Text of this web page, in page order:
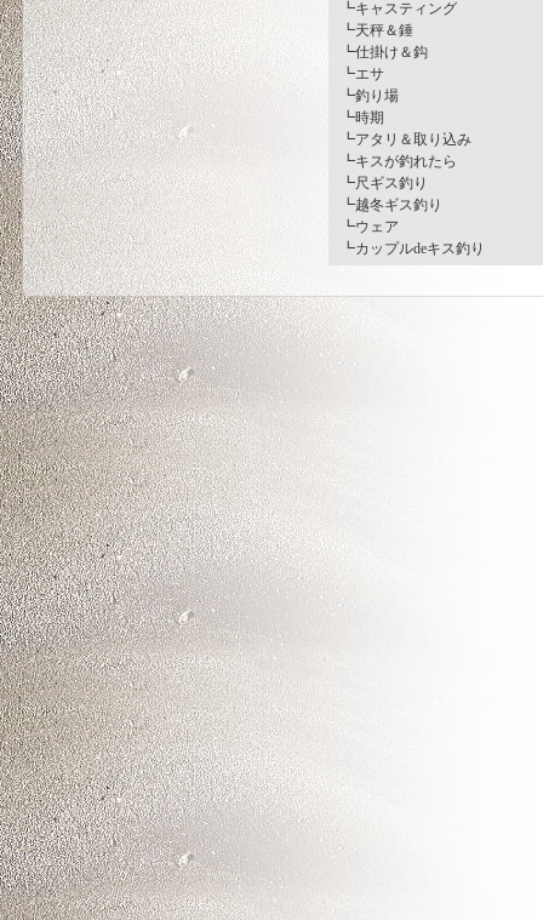
┗キャスティング
┗天秤＆錘
┗仕掛け＆鈎
┗エサ
┗釣り場
┗時期
┗アタリ＆取り込み
┗キスが釣れたら
┗尺ギス釣り
┗越冬ギス釣り
┗ウェア
┗カップルdeキス釣り